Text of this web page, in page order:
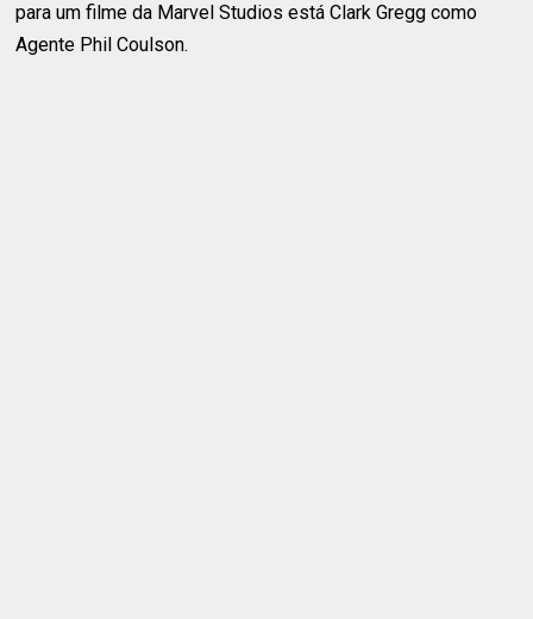
para um filme da Marvel Studios está Clark Gregg como
Agente Phil Coulson.